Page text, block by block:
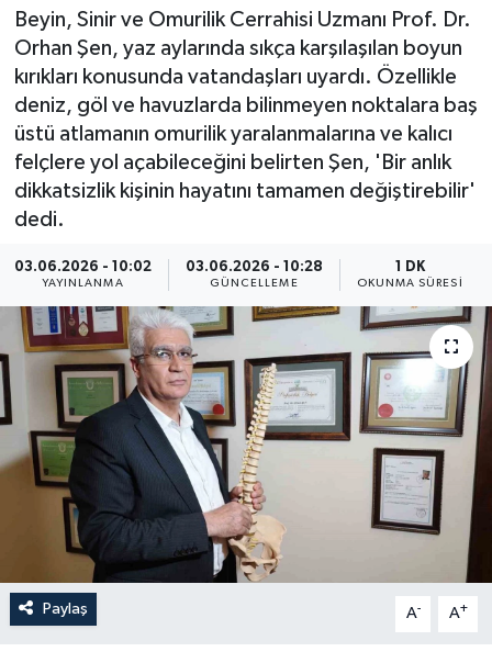
Beyin, Sinir ve Omurilik Cerrahisi Uzmanı Prof. Dr.
Orhan Şen, yaz aylarında sıkça karşılaşılan boyun
kırıkları konusunda vatandaşları uyardı. Özellikle
deniz, göl ve havuzlarda bilinmeyen noktalara baş
üstü atlamanın omurilik yaralanmalarına ve kalıcı
felçlere yol açabileceğini belirten Şen, 'Bir anlık
dikkatsizlik kişinin hayatını tamamen değiştirebilir'
dedi.
03.06.2026 - 10:02
YAYINLANMA
03.06.2026 - 10:28
GÜNCELLEME
1 DK
OKUNMA SÜRESI
Paylaş A- A+
KÜLTÜR-SANAT-MAGAZİN
MEDYA
ÖZEL HABER
SAĞLIK
SİYASET
GÜNCEL
SPOR
YAŞAM
Yerel
Son Dakika Haberleri
Haber Arşivi